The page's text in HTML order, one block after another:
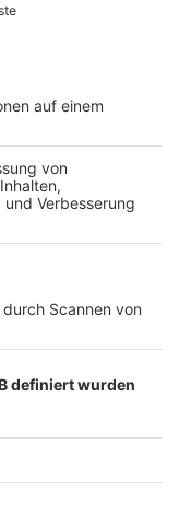
Impressum